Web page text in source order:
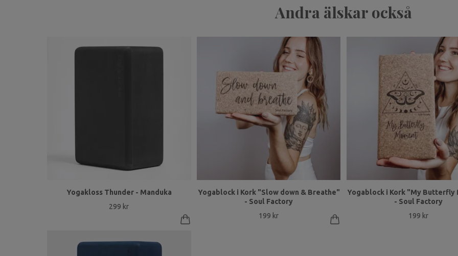
Andra älskar också
Yogakloss Thunder - Manduka
299 kr
Yogablock i Kork "Slow down & Breathe"
- Soul Factory
199 kr
Yogablock i Kork "My Butterfly
- Soul Factory
199 kr